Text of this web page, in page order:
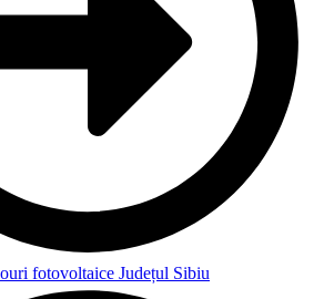
fotovoltaice Județul Sibiu